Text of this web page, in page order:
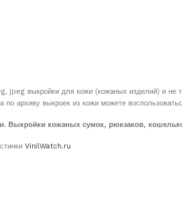
jpeg выкройки для кожи (кожаных изделий) и не
по архиву выкроек из кожи можете
Выкройки кожаных сумок, рюкзаков,
VinilWatch.ru